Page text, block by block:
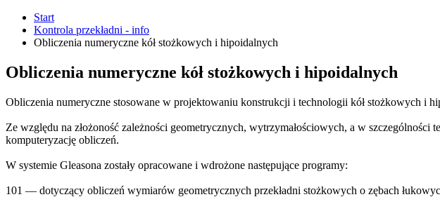
Start
Kontrola przekładni - info
Obliczenia numeryczne kół stożkowych i hipoidalnych
Obliczenia numeryczne kół stożkowych i hipoidalnych
Obliczenia numeryczne stosowane w projektowaniu konstrukcji i technologii kół stożkowych i
Ze względu na złożoność zależności geometrycznych, wytrzymałościowych, a w
komputeryzację obliczeń.
W systemie Gleasona zostały opracowane i wdrożone następujące programy:
101 — dotyczący obliczeń wymiarów geometrycznych przekładni stożkowych o zębach